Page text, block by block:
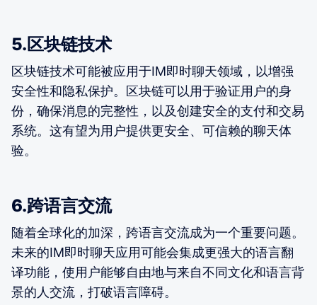
5.区块链技术
区块链技术可能被应用于IM即时聊天领域，以增强
安全性和隐私保护。区块链可以用于验证用户的身
份，确保消息的完整性，以及创建安全的支付和交易
系统。这有望为用户提供更安全、可信赖的聊天体
验。
6.跨语言交流
随着全球化的加深，跨语言交流成为一个重要问题。
未来的IM即时聊天应用可能会集成更强大的语言翻
译功能，使用户能够自由地与来自不同文化和语言背
景的人交流，打破语言障碍。